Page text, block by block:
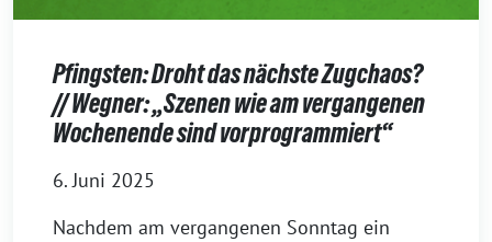
Pfingsten: Droht das nächste Zugchaos?
// Wegner: „Szenen wie am vergangenen
Wochenende sind vorprogrammiert“
6. Juni 2025
Nachdem am vergangenen Sonntag ein